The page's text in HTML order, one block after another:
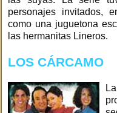
personajes invitados,
como una juguetona
las hermanitas Lineros.
LOS CÁRCAMO